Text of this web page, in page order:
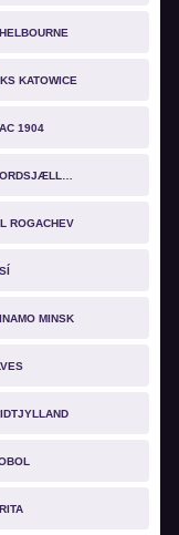
KATOWICE
1904
NORDSJÆLLAND
ROGACHEV
MINSK